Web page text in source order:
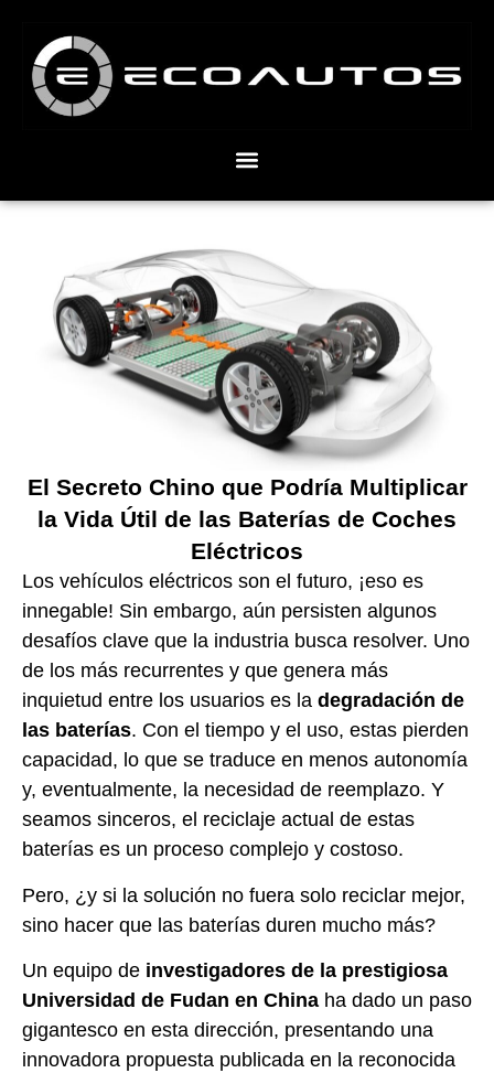
El Secreto Chino que Podría Multiplicar
la Vida Útil de las Baterías de Coches
Eléctricos
Los vehículos eléctricos son el futuro, ¡eso es
innegable! Sin embargo, aún persisten algunos
desafíos clave que la industria busca resolver. Uno
de los más recurrentes y que genera más
inquietud entre los usuarios es la degradación de
las baterías. Con el tiempo y el uso, estas pierden
capacidad, lo que se traduce en menos autonomía
y, eventualmente, la necesidad de reemplazo. Y
seamos sinceros, el reciclaje actual de estas
baterías es un proceso complejo y costoso.
Pero, ¿y si la solución no fuera solo reciclar mejor,
sino hacer que las baterías duren mucho más?
Un equipo de investigadores de la prestigiosa
Universidad de Fudan en China ha dado un paso
gigantesco en esta dirección, presentando una
innovadora propuesta publicada en la reconocida